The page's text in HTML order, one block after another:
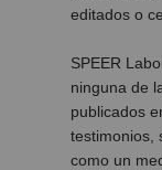
editados o
SPEER
ninguna de
publicados
testimonios,
como un